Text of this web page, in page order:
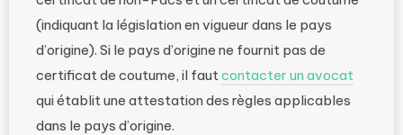
(indiquant la législation en vigueur dans le pays
d’origine). Si le pays d’origine ne fournit pas de
certificat de coutume, il fautcontacter un avocat
qui établit une attestation des règles applicables
dans le pays d’origine.